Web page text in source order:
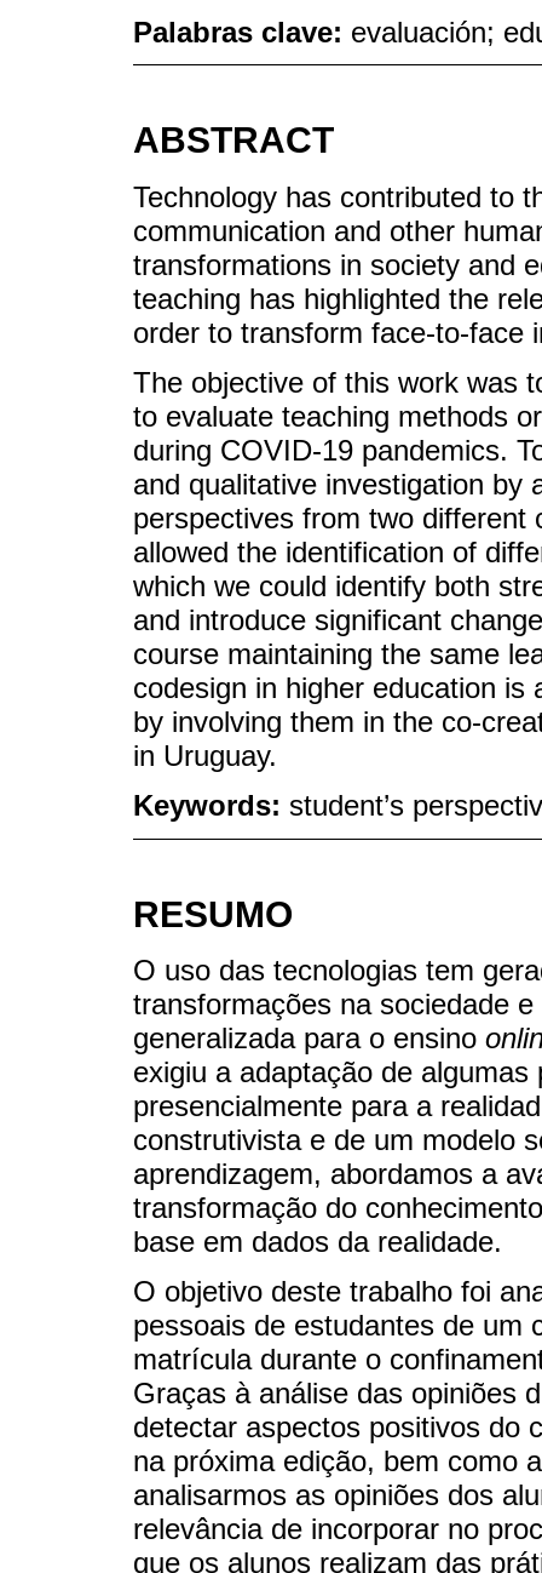
Palabras clave: evaluación;
ABSTRACT
Technology has contributed to
communication and other
transformations in society and
teaching has highlighted the
order to transform face-to-face
The objective of this work was
to evaluate teaching methods
during COVID-19 pandemics.
and qualitative investigation by
perspectives from two different
allowed the identification of
which we could identify both
and introduce significant
course maintaining the same
codesign in higher education
by involving them in the co-
in Uruguay.
Keywords: student’s
RESUMO
O uso das tecnologias tem
transformações na sociedade
generalizada para o ensino
exigiu a adaptação de
presencialmente para a
construtivista e de um modelo
aprendizagem, abordamos a
transformação do
base em dados da realidade.
O objetivo deste trabalho foi
pessoais de estudantes de um
matrícula durante o
Graças à análise das opiniões
detectar aspectos positivos do
na próxima edição, bem como
analisarmos as opiniões dos
relevância de incorporar no
que os alunos realizam das